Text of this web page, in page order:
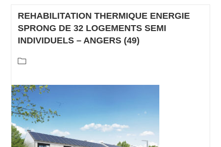
REHABILITATION THERMIQUE ENERGIE
SPRONG DE 32 LOGEMENTS SEMI
INDIVIDUELS – ANGERS (49)